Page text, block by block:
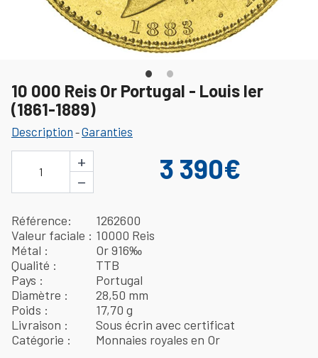
10 000 Reis Or Portugal - Louis Ier
(1861-1889)
Description -Garanties
1
+
−
3 390€
Référence
1262600
Valeur faciale
10000 Reis
Métal
Or 916‰
Qualité
TTB
Pays
Portugal
Diamètre
28,50 mm
Poids
17,70 g
Livraison
Sous écrin avec certificat
Catégorie
Monnaies royales en Or